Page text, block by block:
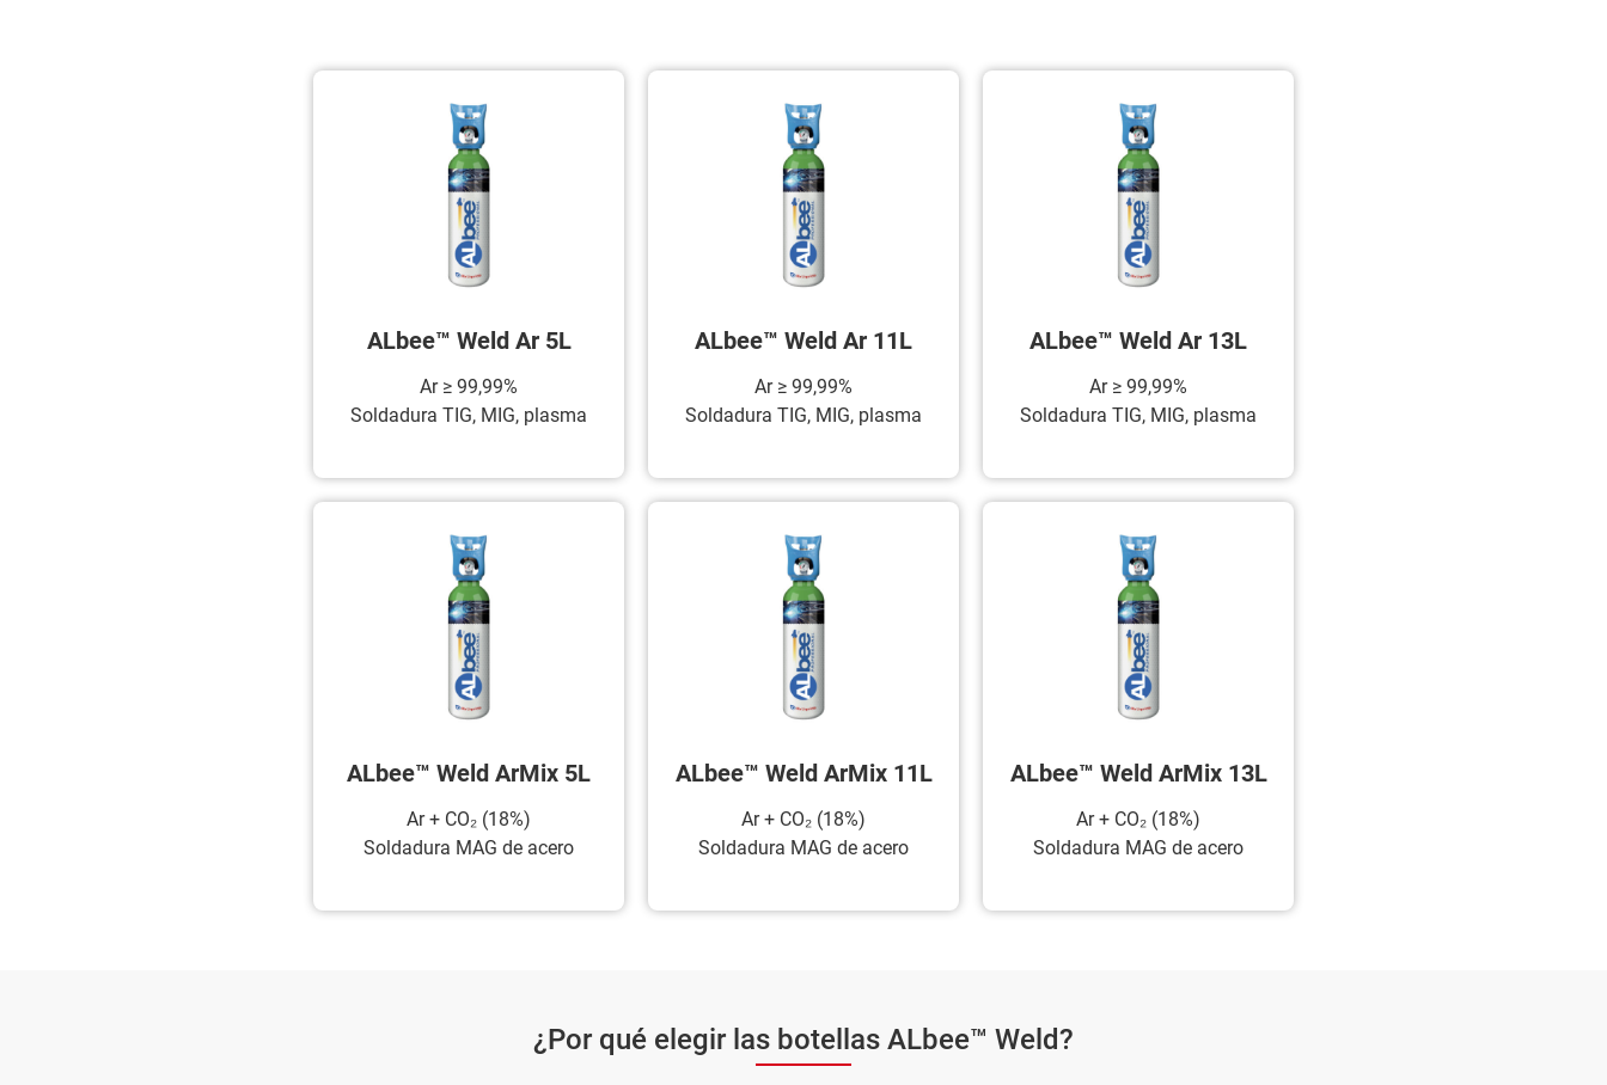
ALbee™ Weld Ar 5L
Ar ≥ 99,99%
Soldadura TIG, MIG, plasma
ALbee™ Weld Ar 11L
Ar ≥ 99,99%
Soldadura TIG, MIG, plasma
ALbee™ Weld Ar 13L
Ar ≥ 99,99%
Soldadura TIG, MIG, plasma
ALbee™ Weld ArMix 5L
Ar + CO₂ (18%)
Soldadura MAG de acero
ALbee™ Weld ArMix 11L
Ar + CO₂ (18%)
Soldadura MAG de acero
ALbee™ Weld ArMix 13L
Ar + CO₂ (18%)
Soldadura MAG de acero
¿Por qué elegir las botellas ALbee™ Weld?